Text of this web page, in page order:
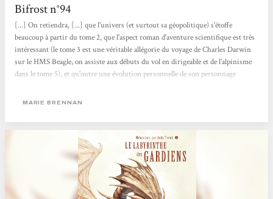
Bifrost n°94
[...] On retiendra, [...] que l'univers (et surtout sa géopolitique) s'étoffe
beaucoup à partir du tome 2, que l'aspect roman d'aventure scientifique est très
intéressant (le tome 3 est une véritable allégorie du voyage de Charles Darwin
sur le HMS Beagle, on assiste aux débuts du vol en dirigeable et de l'alpinisme
dans le tome 5), et qu'outre une évolution personnelle de son personnage
société pseudo-victorienne (accès à l'éducation, aux cercles scientifiques, droit
MARIE BRENNAN